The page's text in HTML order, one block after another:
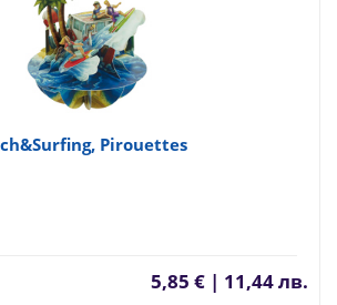
Pirouettes
5,85 € | 11,44 лв.